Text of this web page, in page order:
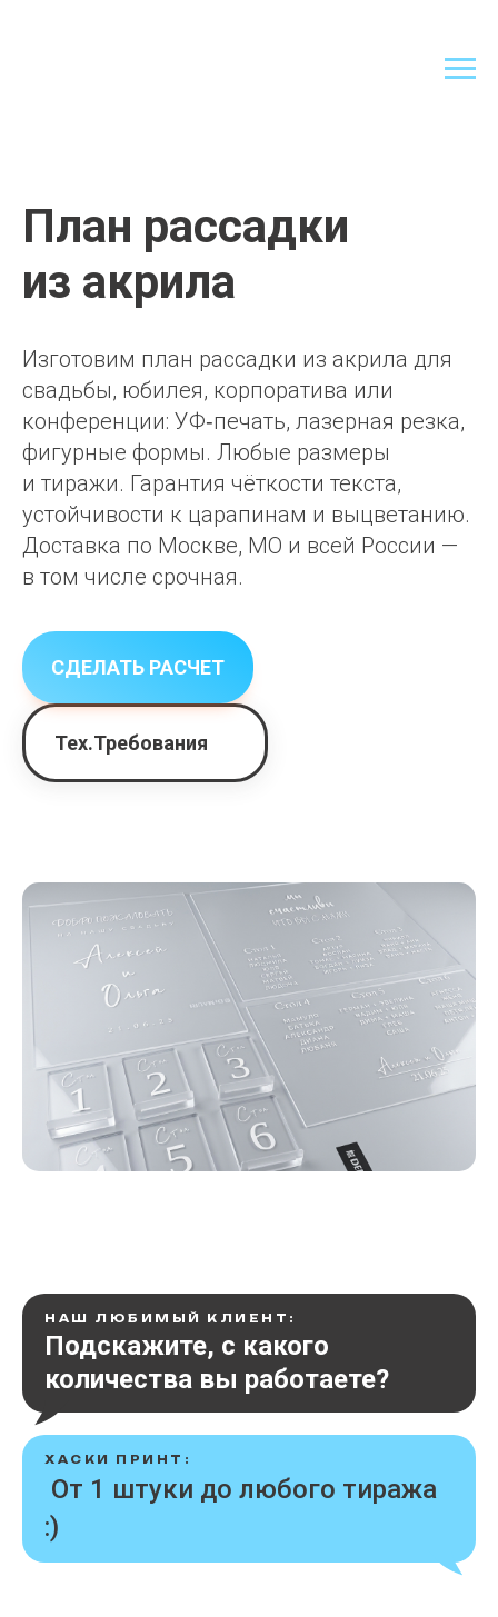
План рассадки
из акрила
Изготовим план рассадки из акрила для
свадьбы, юбилея, корпоратива или
конференции: УФ‑печать, лазерная резка,
фигурные формы. Любые размеры
и тиражи. Гарантия чёткости текста,
устойчивости к царапинам и выцветанию.
Доставка по Москве, МО и всей России —
в том числе срочная.
СДЕЛАТЬ РАСЧЕТ
Тех.Требования
НАШ ЛЮБИМЫЙ КЛИЕНТ:
Подскажите, с какого
количества вы работаете?
ХАСКИ ПРИНТ:
От 1 штуки до любого тиража
:)